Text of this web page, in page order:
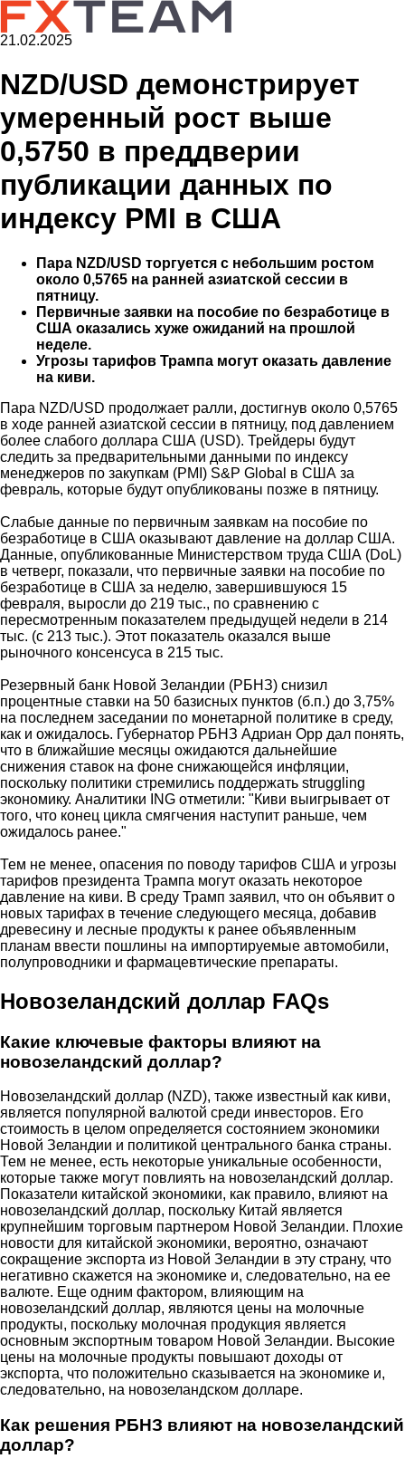
21.02.2025
NZD/USD демонстрирует
умеренный рост выше
0,5750 в преддверии
публикации данных по
индексу PMI в США
Пара NZD/USD торгуется с небольшим ростом
около 0,5765 на ранней азиатской сессии в
пятницу.
Первичные заявки на пособие по безработице в
США оказались хуже ожиданий на прошлой
неделе.
Угрозы тарифов Трампа могут оказать давление
на киви.
Пара NZD/USD продолжает ралли, достигнув около 0,5765
в ходе ранней азиатской сессии в пятницу, под давлением
более слабого доллара США (USD). Трейдеры будут
следить за предварительными данными по индексу
менеджеров по закупкам (PMI) S&P Global в США за
февраль, которые будут опубликованы позже в пятницу.
Слабые данные по первичным заявкам на пособие по
безработице в США оказывают давление на доллар США.
Данные, опубликованные Министерством труда США (DoL)
в четверг, показали, что первичные заявки на пособие по
безработице в США за неделю, завершившуюся 15
февраля, выросли до 219 тыс., по сравнению с
пересмотренным показателем предыдущей недели в 214
тыс. (с 213 тыс.). Этот показатель оказался выше
рыночного консенсуса в 215 тыс.
Резервный банк Новой Зеландии (РБНЗ) снизил
процентные ставки на 50 базисных пунктов (б.п.) до 3,75%
на последнем заседании по монетарной политике в среду,
как и ожидалось. Губернатор РБНЗ Адриан Орр дал понять,
что в ближайшие месяцы ожидаются дальнейшие
снижения ставок на фоне снижающейся инфляции,
поскольку политики стремились поддержать struggling
экономику. Аналитики ING отметили: "Киви выигрывает от
того, что конец цикла смягчения наступит раньше, чем
ожидалось ранее."
Тем не менее, опасения по поводу тарифов США и угрозы
тарифов президента Трампа могут оказать некоторое
давление на киви. В среду Трамп заявил, что он объявит о
новых тарифах в течение следующего месяца, добавив
древесину и лесные продукты к ранее объявленным
планам ввести пошлины на импортируемые автомобили,
полупроводники и фармацевтические препараты.
Новозеландский доллар FAQs
Какие ключевые факторы влияют на
новозеландский доллар?
Новозеландский доллар (NZD), также известный как киви,
является популярной валютой среди инвесторов. Его
стоимость в целом определяется состоянием экономики
Новой Зеландии и политикой центрального банка страны.
Тем не менее, есть некоторые уникальные особенности,
которые также могут повлиять на новозеландский доллар.
Показатели китайской экономики, как правило, влияют на
новозеландский доллар, поскольку Китай является
крупнейшим торговым партнером Новой Зеландии. Плохие
новости для китайской экономики, вероятно, означают
сокращение экспорта из Новой Зеландии в эту страну, что
негативно скажется на экономике и, следовательно, на ее
валюте. Еще одним фактором, влияющим на
новозеландский доллар, являются цены на молочные
продукты, поскольку молочная продукция является
основным экспортным товаром Новой Зеландии. Высокие
цены на молочные продукты повышают доходы от
экспорта, что положительно сказывается на экономике и,
следовательно, на новозеландском долларе.
Как решения РБНЗ влияют на новозеландский
доллар?